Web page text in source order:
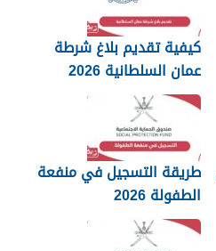
كيفية تقديم بلاغ شرطة
عمان السلطانية 2026
طريقة التسجيل في منفعة
الطفولة 2026